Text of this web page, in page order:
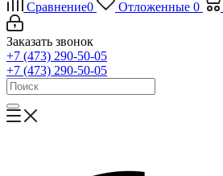
Сравнение0 Отложенные 0
Заказать звонок
+7 (473) 290-50-05
+7 (473) 290-50-05